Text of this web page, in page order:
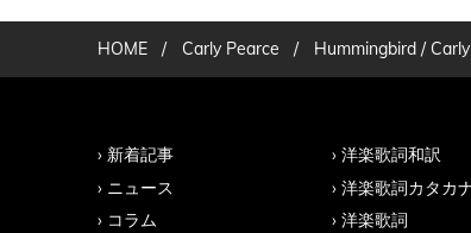
HOME / Carly Pearce / Hummingbird /
新着記事
ニュース
コラム
洋楽歌詞和訳
洋楽歌詞カタカ
洋楽歌詞